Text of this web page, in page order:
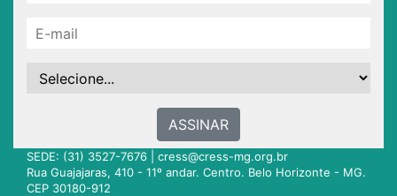
ASSINAR
SEDE: (31) 3527-7676 | cress@cress-mg.org.br
Rua Guajajaras, 410 - 11º andar. Centro. Belo Horizonte - MG.
CEP 30180-912